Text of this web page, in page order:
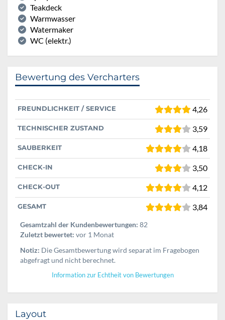
Teakdeck
Warmwasser
Watermaker
WC (elektr.)
Bewertung des Vercharters
FREUNDLICHKEIT / SERVICE 4,26
TECHNISCHER ZUSTAND 3,59
SAUBERKEIT 4,18
CHECK-IN 3,50
CHECK-OUT 4,12
GESAMT 3,84
Gesamtzahl der Kundenbewertungen: 82
Zuletzt bewertet: vor 1 Monat
Notiz: Die Gesamtbewertung wird separat im Fragebogen
abgefragt und nicht berechnet.
Information zur Echtheit von Bewertungen
Layout